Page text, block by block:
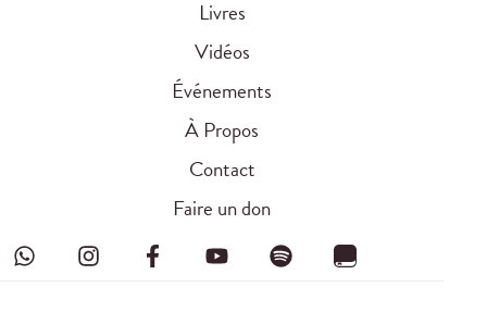
Livres
Vidéos
Événements
À Propos
Contact
Faire un don